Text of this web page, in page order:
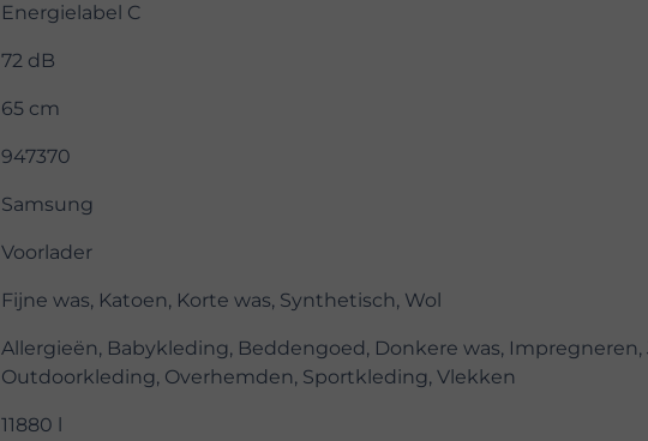
Energielabel C
72 dB
65 cm
947370
Samsung
Voorlader
Fijne was, Katoen, Korte was, Synthetisch, Wol
Allergieën, Babykleding, Beddengoed, Donkere was, Impregneren,
Outdoorkleding, Overhemden, Sportkleding, Vlekken
11880 l